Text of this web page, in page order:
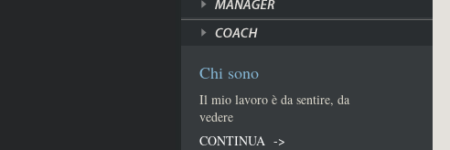
Chi sono
Il mio lavoro è da sentire, da
vedere
CONTINUA ->